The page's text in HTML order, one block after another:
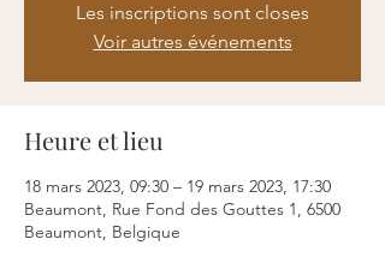
Les inscriptions sont closes
Voir autres événements
Heure et lieu
18 mars 2023, 09:30 – 19 mars 2023, 17:30
Beaumont, Rue Fond des Gouttes 1, 6500
Beaumont, Belgique